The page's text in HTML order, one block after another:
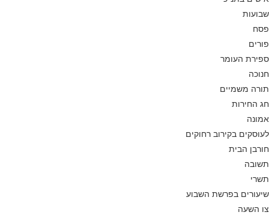
שבועות
פסח
פורים
ספירת העומר
חנוכה
תורה משמיים
חג החירות
אמונה
לעוסקים בקירוב רחוקים
חורבן הבית
תשובה
תשרי
שיעורים בפרשת השבוע
צו השעה